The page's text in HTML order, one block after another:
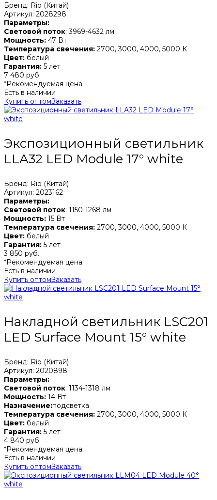
Бренд: Rio (Китай)
Артикул: 2028298
Параметры:
Световой поток: 3969-4632 лм
Мощность: 47 Вт
Температура свечения: 2700, 3000, 4000, 5000 К
Цвет: белый
Гарантия: 5 лет
7 480 руб.
*Рекомендуемая цена
Есть в наличии
Купить оптомЗаказать
Экспозиционный светильник
LLA32 LED Module 17° white
Бренд: Rio (Китай)
Артикул: 2023162
Параметры:
Световой поток: 1150-1268 лм
Мощность: 15 Вт
Температура свечения: 2700, 3000, 4000, 5000 К
Цвет: белый
Гарантия: 5 лет
3 850 руб.
*Рекомендуемая цена
Есть в наличии
Купить оптомЗаказать
Накладной светильник LSC201
LED Surface Mount 15° white
Бренд: Rio (Китай)
Артикул: 2020898
Параметры:
Световой поток: 1134-1318 лм
Мощность: 14 Вт
Назначение:подсветка
Температура свечения: 2700, 3000, 4000, 5000 К
Цвет: белый
Гарантия: 5 лет
4 840 руб.
*Рекомендуемая цена
Есть в наличии
Купить оптомЗаказать